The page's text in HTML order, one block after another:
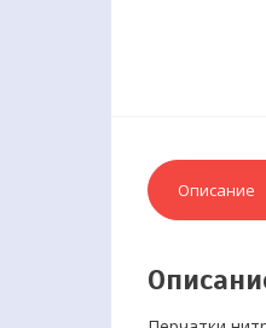
Описание